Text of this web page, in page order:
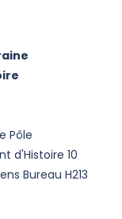
Pôle
d'Histoire 10
Bureau H213